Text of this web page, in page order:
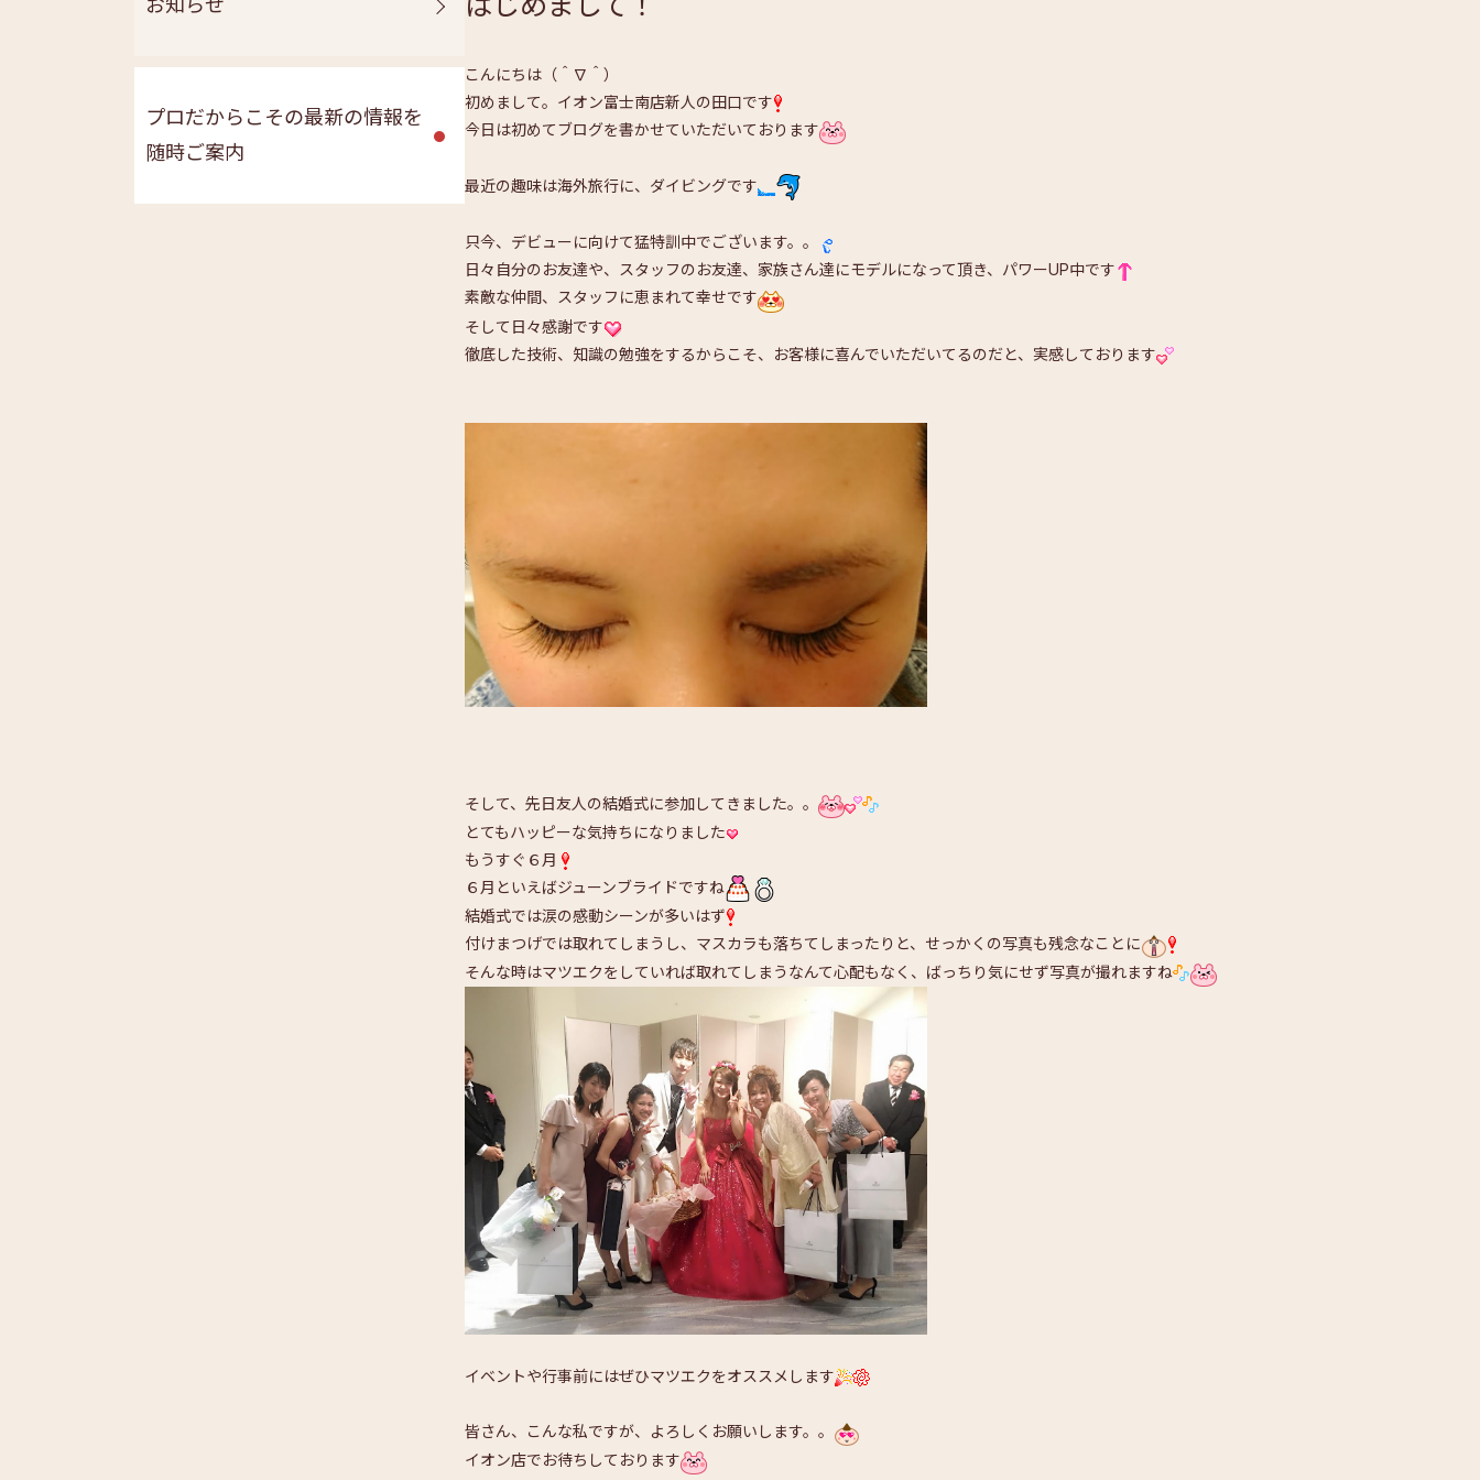
お知らせ
プロだからこその最新の情報を
随時ご案内
こんにちは（＾∇＾）
初めまして。イオン富士南店新人の田口です
今日は初めてブログを書かせていただいております
最近の趣味は海外旅行に、ダイビングです
只今、デビューに向けて猛特訓中でございます。。
日々自分のお友達や、スタッフのお友達、家族さん達にモデルになって頂き、パワーUP中です
素敵な仲間、スタッフに恵まれて幸せです
そして日々感謝です
徹底した技術、知識の勉強をするからこそ、お客様に喜んでいただいてるのだと、実感しております
そして、先日友人の結婚式に参加してきました。。
とてもハッピーな気持ちになりました
もうすぐ６月
６月といえばジューンブライドですね
結婚式では涙の感動シーンが多いはず
付けまつげでは取れてしまうし、マスカラも落ちてしまったりと、せっかくの写真も残念なことに
そんな時はマツエクをしていれば取れてしまうなんて心配もなく、ばっちり気にせず写真が撮れますね
イベントや行事前にはぜひマツエクをオススメします
皆さん、こんな私ですが、よろしくお願いします。。
イオン店でお待ちしております